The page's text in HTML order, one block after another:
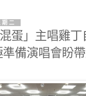
二
蛋」主唱雞丁
備演唱會盼